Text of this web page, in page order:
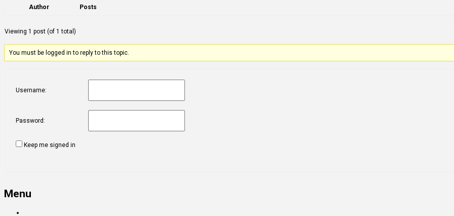
Author Posts
Viewing 1 post (of 1 total)
You must be logged in to reply to this topic.
Username:
Password:
Keep me signed in
Menu